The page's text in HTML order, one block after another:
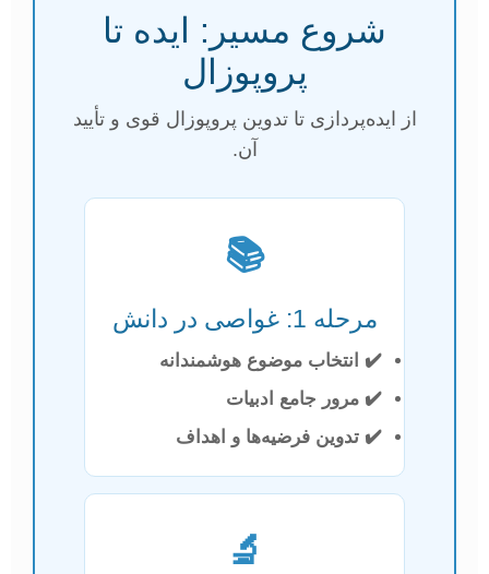
شروع مسیر: ایده تا
پروپوزال
از ایده‌پردازی تا تدوین پروپوزال قوی و تأیید
آن.
📚
مرحله 1: غواصی در دانش
✔️ انتخاب موضوع هوشمندانه
✔️ مرور جامع ادبیات
✔️ تدوین فرضیه‌ها و اهداف
🔬